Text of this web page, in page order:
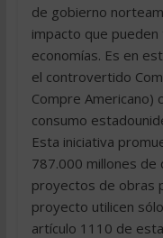
de gobierno
impacto que
economías. Es en
el controvertido
Compre Americano)
consumo
Esta iniciativa
787.000 millones
proyectos de obras
proyecto utilicen
artículo 1110 de esta